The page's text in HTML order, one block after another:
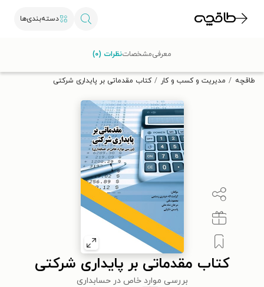
دسته‌بندی‌ها
تخفیف از طاقچه دریافت کن.
طاقچه مدیریت و کسب و کار کتاب مقدماتی بر پایداری شرکتی
کتاب مقدماتی بر پایداری شرکتی
بررسی موارد خاص در حسابداری
معرفیمشخصاتنظرات (۰)